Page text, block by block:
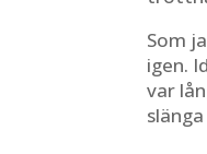
Som
igen.
var